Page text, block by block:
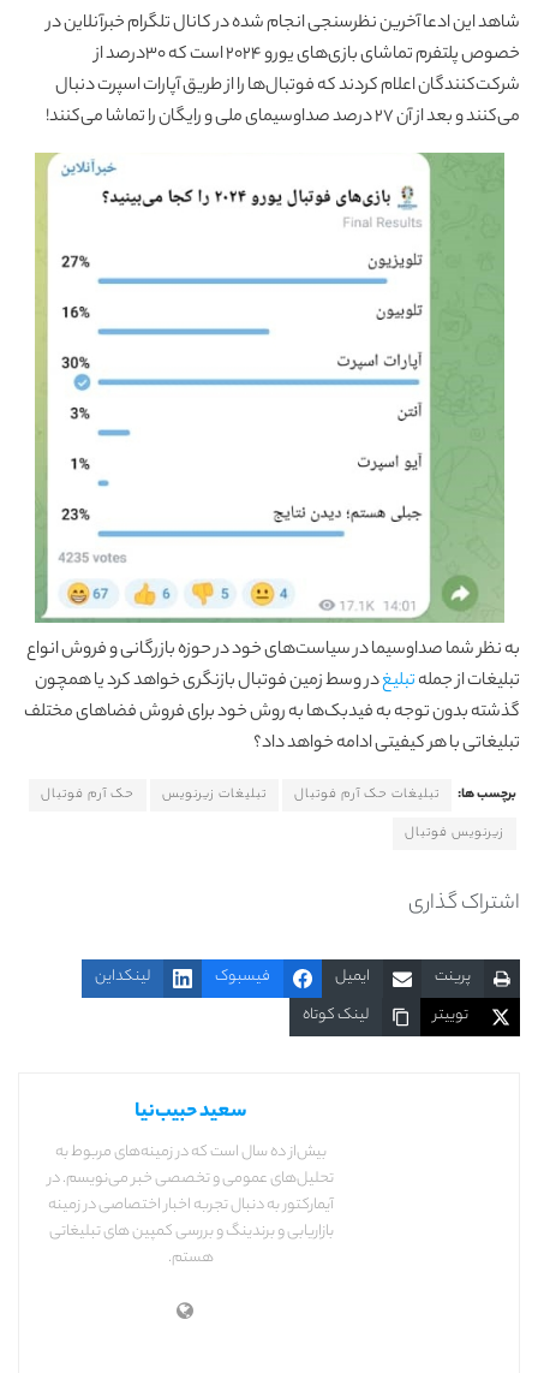
شاهد این ادعا آخرین نظرسنجی انجام شده در کانال تلگرام خبرآنلاین در
خصوص پلتفرم تماشای بازی‌های یورو 2024 است که 30درصد از
شرکت‌کنندگان اعلام کردند که فوتبال‌ها را از طریق آپارات اسپرت دنبال
می‌کنند و بعد از آن 27 درصد صداوسیمای ملی و رایگان را تماشا می‌کنند!
به نظر شما صداوسیما در سیاست‌های خود در حوزه بازرگانی و فروش انواع
تبلیغات از جملهتبلیغدر وسط زمین فوتبال بازنگری خواهد کرد یا همچون
گذشته بدون توجه به فیدبک‌ها به روش خود برای فروش فضاهای مختلف
تبلیغاتی با هر کیفیتی ادامه خواهد داد؟
برچسب ها: تبلیغات حک آرم فوتبال تبلیغات زیرنویس
حک آرم فوتبال
زیرنویس فوتبال
اشتراک گذاری
پرینت ایمیل فیسبوک
لینکداین
توییتر
لینک کوتاه
سعید حبیب‌نیا
بیش‌از ده سال است که در زمینه‌های مربوط به
تحلیل‌های عمومی و تخصصی خبر می‌نویسم. در
آیمارکتور به دنبال تجربه اخبار اختصاصی در زمینه
بازاریابی و برندینگ و بررسی کمپین های تبلیغاتی
هستم.